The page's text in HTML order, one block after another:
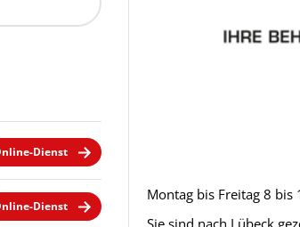
Dienst
Dienst
Montag bis Freitag 8 bis
Sie sind nach Lübeck